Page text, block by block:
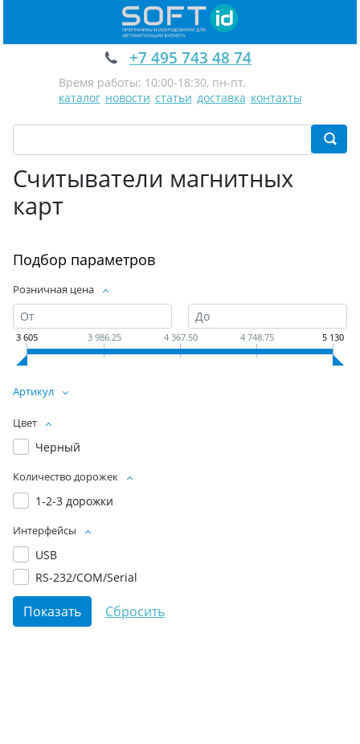
+7 495 743 48 74
Время работы: 10:00-18:30, пн-пт.
каталог новости статьи доставка контакты
Считыватели магнитных
карт
Подбор параметров
Розничная цена
3 605 3 986.25 4 367.50 4 748.75 5 130
Артикул
Цвет
Черный
Количество дорожек
1-2-3 дорожки
Интерфейсы
USB
RS-232/COM/Serial